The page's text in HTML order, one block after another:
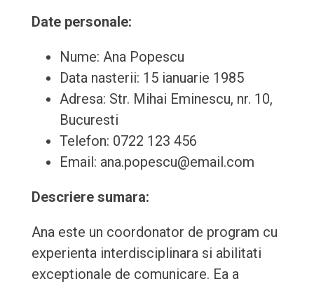
Date personale:
Nume: Ana Popescu
Data nasterii: 15 ianuarie 1985
Adresa: Str. Mihai Eminescu, nr. 10,
Bucuresti
Telefon: 0722 123 456
Email: ana.popescu@email.com
Descriere sumara:
Ana este un coordonator de program cu
experienta interdisciplinara si abilitati
exceptionale de comunicare. Ea a